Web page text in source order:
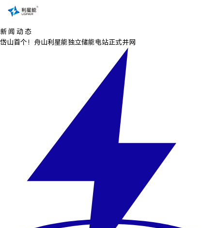
新 闻 动 态
岱山首个！舟山利星能独立储能电站正式并网